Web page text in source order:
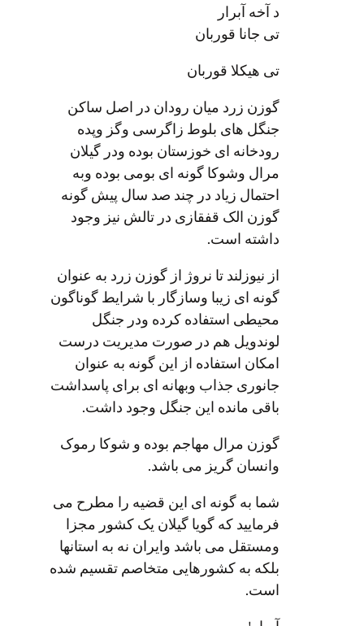
د آخه آبرار
تی جانا قوربان
تی هیکلا قوربان
گوزن زرد میان رودان در اصل ساکن
جنگل های بلوط زاگرسی وگز وپده
رودخانه ای خوزستان بوده ودر گیلان
مرال وشوکا گونه ای بومی بوده وبه
احتمال زیاد در چند صد سال پیش گونه
گوزن الک قفقازی در تالش نیز وجود
داشته است.
از نیوزلند تا نروژ از گوزن زرد به عنوان
گونه ای زیبا وسازگار با شرایط گوناگون
محیطی استفاده کرده ودر جنگل
لوندویل هم در صورت مدیریت درست
امکان استفاده از این گونه به عنوان
جانوری جذاب وبهانه ای برای پاسداشت
باقی مانده این جنگل وجود داشت.
گوزن مرال مهاجم بوده و شوکا رموک
وانسان گریز می باشد.
شما به گونه ای این قضیه را مطرح می
فرمایید که گویا گیلان یک کشور مجزا
ومستقل می باشد وایران نه به استانها
بلکه به کشورهایی متخاصم تقسیم شده
است.